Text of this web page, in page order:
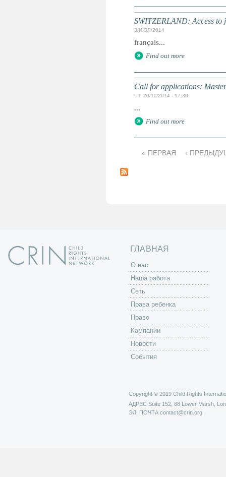
SWITZERLAND: Access to
3/ИЮЛ/2014
français...
Find out more
Call for applications:
ЧТ, 20/11/2014 - 17:30
...
Find out more
т
« ПЕРВАЯ ‹
ГЛАВНАЯ
O нас
Наша работа
Сеть
Права ребенка
Право
Кампании
Новости
События
Copyright © 2019 Child Rights
АДРЕС Suite 152, 88 Lower Marsh,
ЭЛ. ПОЧТА contact@crin.org